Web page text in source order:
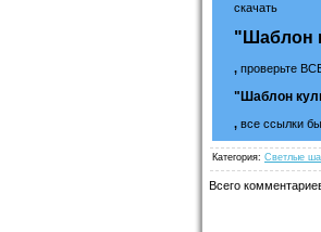
скачать
"Шаблон
, проверьте
"Шаблон
, все ссылки
Категория: Светлые
Всего